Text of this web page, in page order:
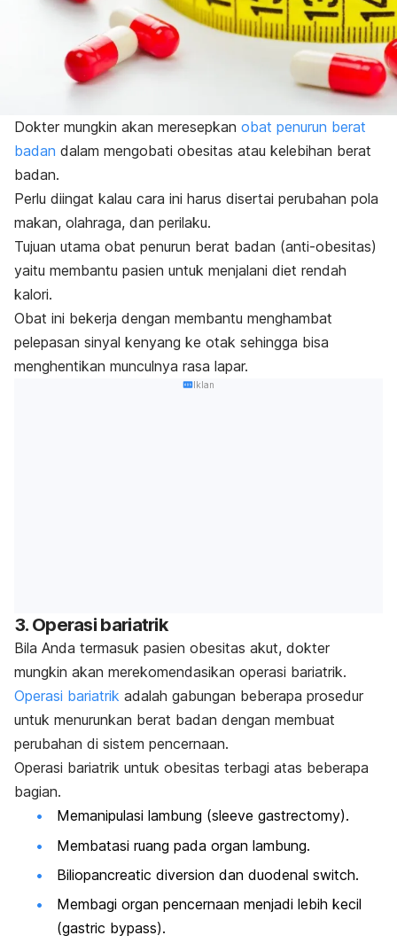
Dokter mungkin akan meresepkan obat penurun berat
badan dalam mengobati obesitas atau kelebihan berat
badan.
Perlu diingat kalau cara ini harus disertai perubahan pola
makan, olahraga, dan perilaku.
Tujuan utama obat penurun berat badan (anti-obesitas)
yaitu membantu pasien untuk menjalani diet rendah
kalori.
Obat ini bekerja dengan membantu menghambat
pelepasan sinyal kenyang ke otak sehingga bisa
menghentikan munculnya rasa lapar.
Iklan
3. Operasi bariatrik
Bila Anda termasuk pasien obesitas akut, dokter
mungkin akan merekomendasikan operasi bariatrik.
Operasi bariatrik adalah gabungan beberapa prosedur
untuk menurunkan berat badan dengan membuat
perubahan di sistem pencernaan.
Operasi bariatrik untuk obesitas terbagi atas beberapa
bagian.
Memanipulasi lambung (sleeve gastrectomy).
Membatasi ruang pada organ lambung.
Biliopancreatic diversion dan duodenal switch.
Membagi organ pencernaan menjadi lebih kecil
(gastric bypass).